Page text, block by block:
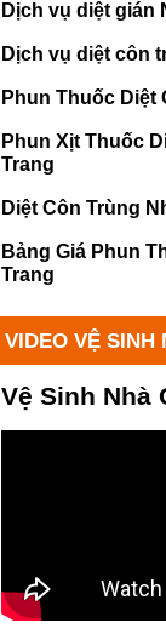
Dịch vụ diệt gián
Dịch vụ diệt côn
Phun Thuốc Diệt
Phun Xịt Thuốc
Trang
Diệt Côn Trùng
Bảng Giá Phun
Trang
VIDEO VỆ SINH
Vệ Sinh Nhà